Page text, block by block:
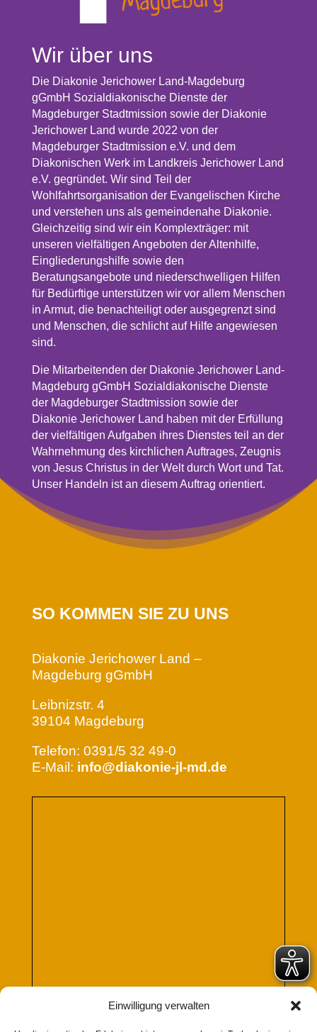
Einwilligung verwalten
Wir über uns
Die Diakonie Jerichower Land-Magdeburg
gGmbH Sozialdiakonische Dienste der
Magdeburger Stadtmission sowie der Diakonie
Jerichower Land wurde 2022 von der
Magdeburger Stadtmission e.V. und dem
Diakonischen Werk im Landkreis Jerichower Land
e.V. gegründet. Wir sind Teil der
Wohlfahrtsorganisation der Evangelischen Kirche
und verstehen uns als gemeindenahe Diakonie.
Gleichzeitig sind wir ein Komplexträger: mit
unseren vielfältigen Angeboten der Altenhilfe,
Eingliederungshilfe sowie den
Beratungsangebote und niederschwelligen Hilfen
für Bedürftige unterstützen wir vor allem Menschen
in Armut, die benachteiligt oder ausgegrenzt sind
und Menschen, die schlicht auf Hilfe angewiesen
sind.
Die Mitarbeitenden der Diakonie Jerichower Land-
Magdeburg gGmbH Sozialdiakonische Dienste
der Magdeburger Stadtmission sowie der
Diakonie Jerichower Land haben mit der Erfüllung
der vielfältigen Aufgaben ihres Dienstes teil an der
Wahrnehmung des kirchlichen Auftrages, Zeugnis
von Jesus Christus in der Welt durch Wort und Tat.
Unser Handeln ist an diesem Auftrag orientiert.
SO KOMMEN SIE ZU UNS
Diakonie Jerichower Land –
Magdeburg gGmbH
Leibnizstr. 4
39104 Magdeburg
Telefon: 0391/5 32 49-0
E-Mail: info@diakonie-jl-md.de